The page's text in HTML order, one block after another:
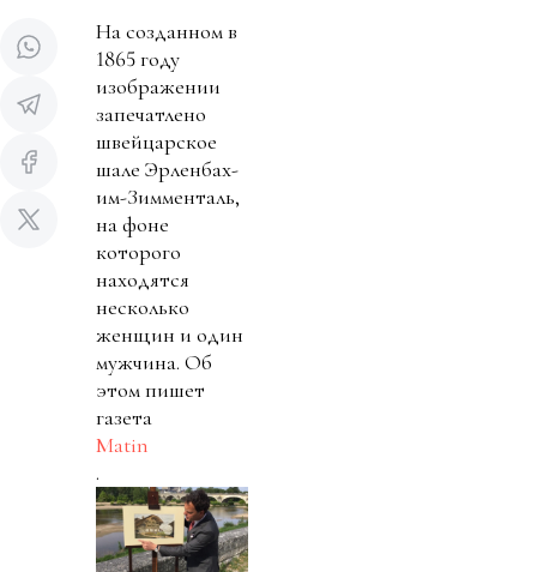
На созданном в
1865 году
изображении
запечатлено
швейцарское
шале Эрленбах-
им-Зимменталь,
на фоне
которого
находятся
несколько
женщин и один
мужчина. Об
этом пишет
газета
Matin
.